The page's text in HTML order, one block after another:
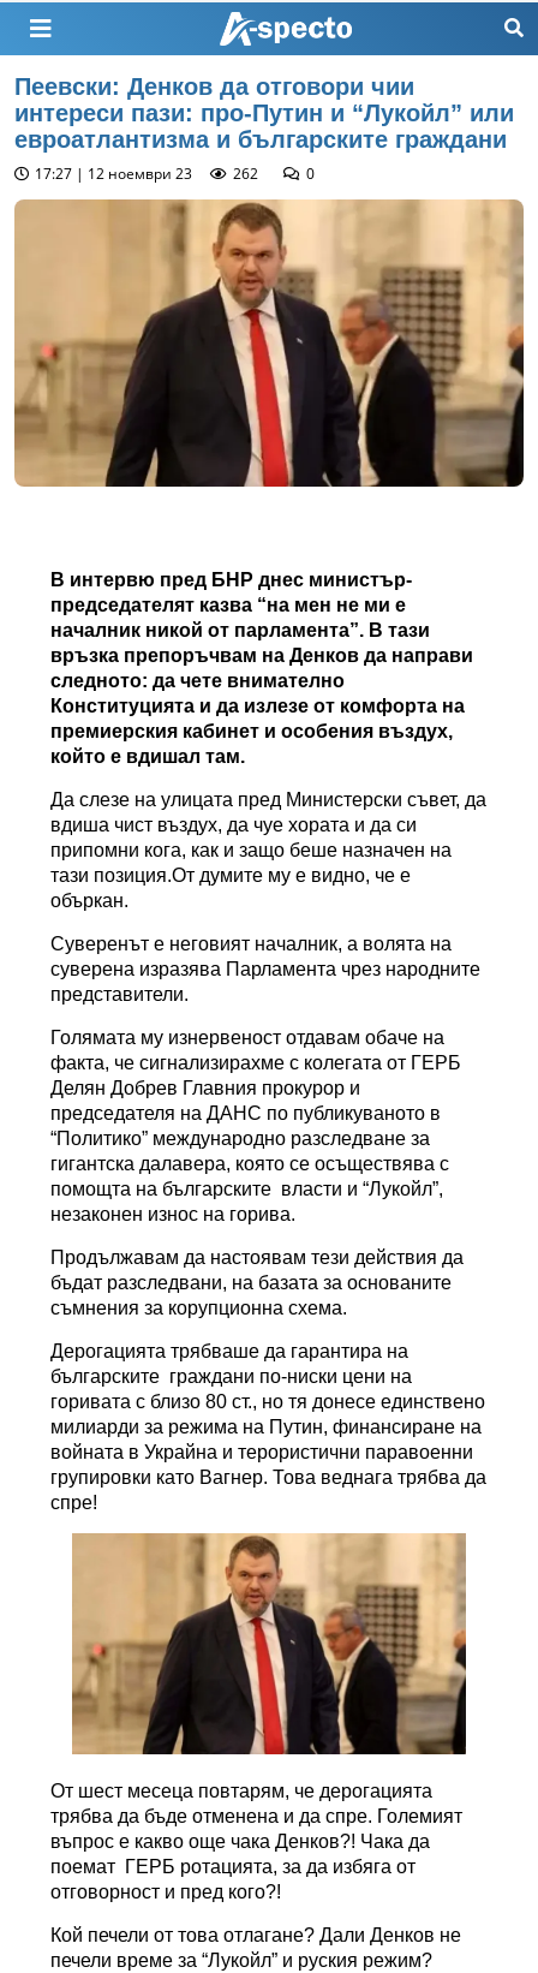
Пеевски: Денков да отговори чии
интереси пази: про-Путин и “Лукойл” или
евроатлантизма и българските граждани
17:27 | 12 ноември 23 262 0
В интервю пред БНР днес министър-
председателят казва “на мен не ми е
началник никой от парламента”. В тази
връзка препоръчвам на Денков да направи
следното: да чете внимателно
Конституцията и да излезе от комфорта на
премиерския кабинет и особения въздух,
който е вдишал там.
Да слезе на улицата пред Министерски съвет, да
вдиша чист въздух, да чуе хората и да си
припомни кога, как и защо беше назначен на
тази позиция.От думите му е видно, че е
объркан.
Суверенът е неговият началник, а волята на
суверена изразява Парламента чрез народните
представители.
Голямата му изнервеност отдавам обаче на
факта, че сигнализирахме с колегата от ГЕРБ
Делян Добрев Главния прокурор и
председателя на ДАНС по публикуваното в
“Политико” международно разследване за
гигантска далавера, която се осъществява с
помощта на българските власти и “Лукойл”,
незаконен износ на горива.
Продължавам да настоявам тези действия да
бъдат разследвани, на базата за основаните
съмнения за корупционна схема.
Дерогацията трябваше да гарантира на
българските граждани по-ниски цени на
горивата с близо 80 ст., но тя донесе единствено
милиарди за режима на Путин, финансиране на
войната в Украйна и терористични паравоенни
групировки като Вагнер. Това веднага трябва да
спре!
От шест месеца повтарям, че дерогацията
трябва да бъде отменена и да спре. Големият
въпрос е какво още чака Денков?! Чака да
поемат ГЕРБ ротацията, за да избяга от
отговорност и пред кого?!
Кой печели от това отлагане? Дали Денков не
печели време за “Лукойл” и руския режим?